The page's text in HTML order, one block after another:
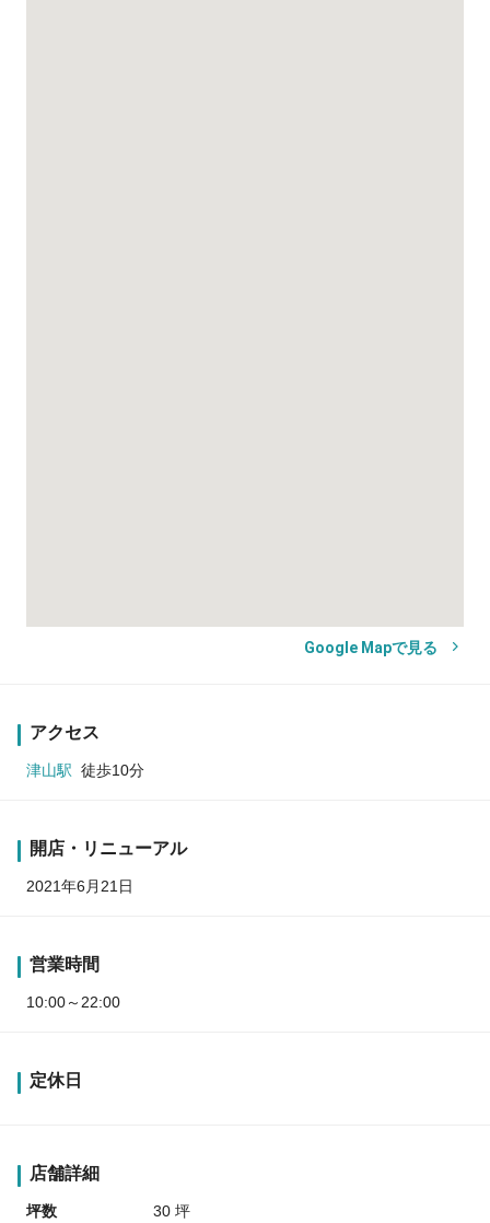
Google Mapで見る
アクセス
津山駅 徒歩10分
開店・リニューアル
2021年6月21日
営業時間
10:00～22:00
定休日
店舗詳細
坪数
30 坪